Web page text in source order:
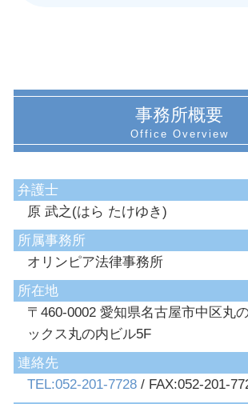
事務所概要
弁護士
原 武之(はら たけゆき)
所属事務所
オリンピア法律事務所
所在地
〒460-0002 愛知県名古屋市中区丸
ックス丸の内ビル5F
連絡先
TEL:052-201-7728 / FAX:052-201-